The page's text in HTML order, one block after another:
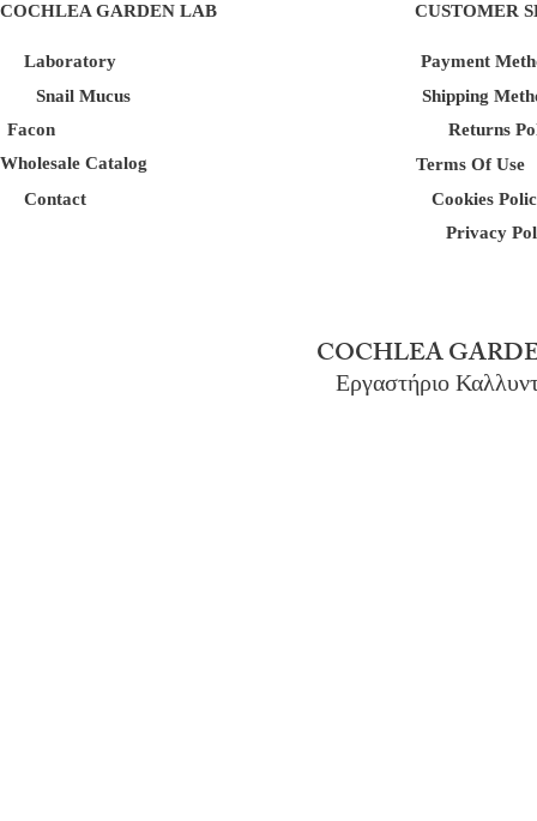
COCHLEA GARDEN LAB
Laboratory
Snail Mucus
Facon
Wholesale Catalog
Contact
CUSTOMER
Payment
Shipping
Returns
Terms Of Use
Cookies
Privacy
COCHLEA
Εργαστήριο